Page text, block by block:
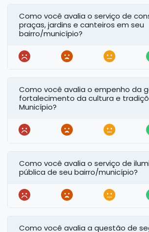
Como você avalia o serviço de
praças, jardins e canteiros em seu
bairro/município?
Como você avalia o empenho da
fortalecimento da cultura e
Município?
Como você avalia o serviço de
pública de seu bairro/município?
Como você avalia a questão de